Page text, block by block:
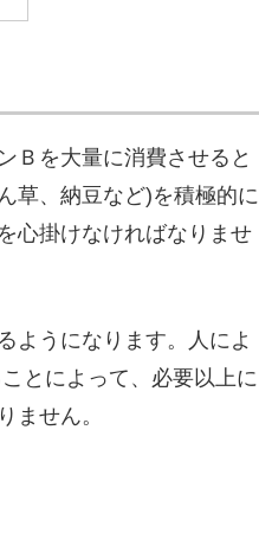
Ｂを大量に消費させると
草、納豆など)を積極的に
心掛けなければなりませ
ようになります。人によ
とによって、必要以上に
ません。